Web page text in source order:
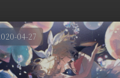
04-27